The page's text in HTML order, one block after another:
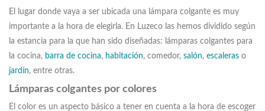
El lugar donde vaya a ser ubicada una lámpara colgante es muy
importante a la hora de elegirla. En Luzeco las hemos dividido según
la estancia para la que han sido diseñadas: lámparas colgantes para
la cocina, barra de cocina, habitación, comedor, salón, escaleras o
jardín, entre otras.
Lámparas colgantes por colores
El color es un aspecto básico a tener en cuenta a la hora de escoger